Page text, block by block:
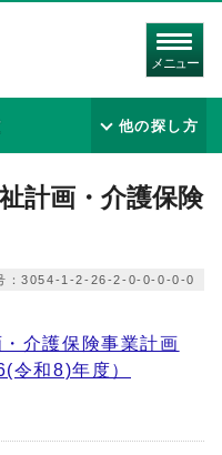
メニュー
他の探し方
計画・介護保険
：3054-1-2-26-2-0-0-0-0-0
介護保険事業計画
令和8)年度）